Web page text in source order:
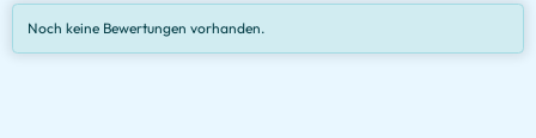
Noch keine Bewertungen vorhanden.